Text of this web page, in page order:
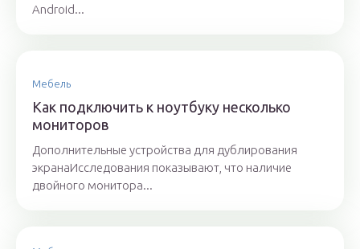
Android...
Мебель
Как подключить к ноутбуку несколько
мониторов
Дополнительные устройства для дублирования
экранаИсследования показывают, что наличие
двойного монитора...